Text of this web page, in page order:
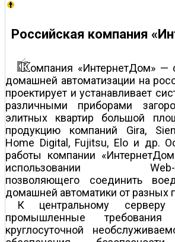
Российская компания
омпания «ИнтернетДом» —
домашней автоматизации на
проектирует и устанавливает
различными приборами
элитных квартир большой
продукцию компаний Gira,
Home Digital, Fujitsu, Elo и др.
работы компании
использовании Web-
позволяющего соединить
домашней автоматики от разных
К центральному серверу
промышленные
круглосуточной